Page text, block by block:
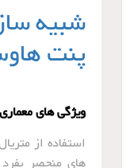
شبیه
پنت
ویژگی های
استفاده از